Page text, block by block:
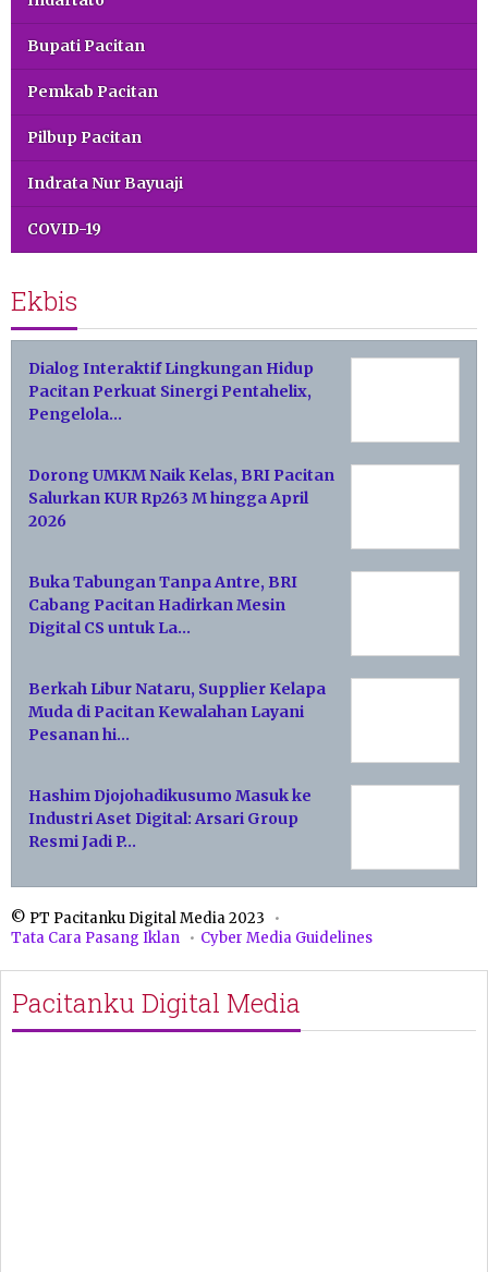
Bupati Pacitan
Pemkab Pacitan
Pilbup Pacitan
Indrata Nur Bayuaji
COVID-19
Ekbis
Dialog Interaktif Lingkungan Hidup
Pacitan Perkuat Sinergi Pentahelix,
Pengelola…
Dorong UMKM Naik Kelas, BRI Pacitan
Salurkan KUR Rp263 M hingga April
2026
Buka Tabungan Tanpa Antre, BRI
Cabang Pacitan Hadirkan Mesin
Digital CS untuk La…
Berkah Libur Nataru, Supplier Kelapa
Muda di Pacitan Kewalahan Layani
Pesanan hi…
Hashim Djojohadikusumo Masuk ke
Industri Aset Digital: Arsari Group
Resmi Jadi P…
© PT Pacitanku Digital Media 2023
Tata Cara Pasang Iklan
Cyber Media Guidelines
Pacitanku Digital Media